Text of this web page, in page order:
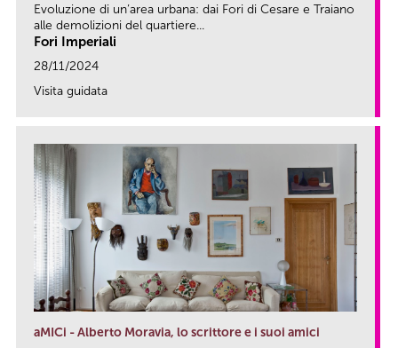
Evoluzione di un’area urbana: dai Fori di Cesare e Traiano
alle demolizioni del quartiere...
Fori Imperiali
28/11/2024
Visita guidata
aMICi - Alberto Moravia, lo scrittore e i suoi amici